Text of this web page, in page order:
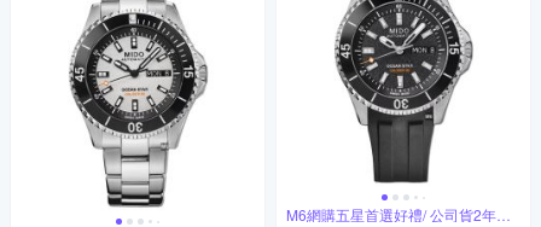
M6網購五星首選好禮/ 公司貨2年保